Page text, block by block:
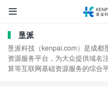

垦派
垦派科技（kenpai.com）是成都
资源服务平台，为大众提供域名
算等互联网基础资源服务的综合平